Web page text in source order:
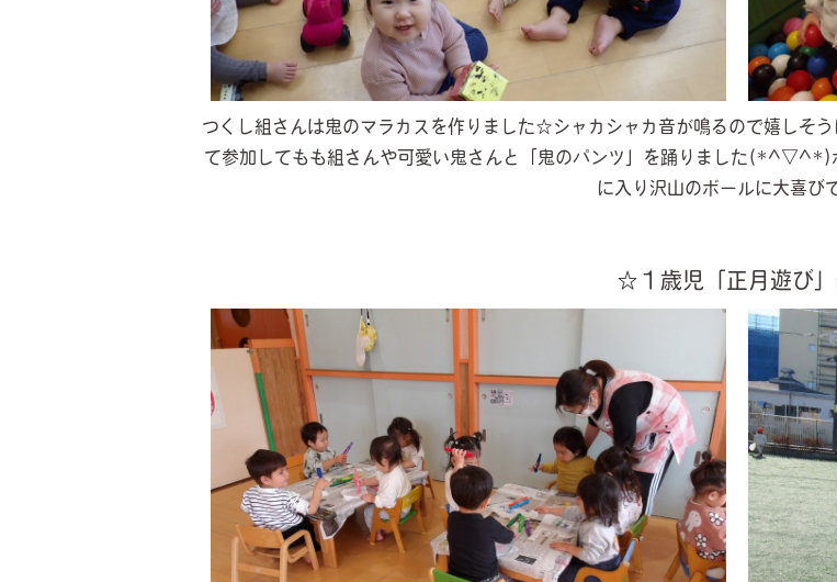
つくし組さんは鬼のマラカスを作りました☆シャカシャカ音が鳴るので嬉しそ
て参加してもも組さんや可愛い鬼さんと「鬼のパンツ」を踊りました(*^▽^*)
に入り沢山のボールに大喜び
☆１歳児「正月遊び